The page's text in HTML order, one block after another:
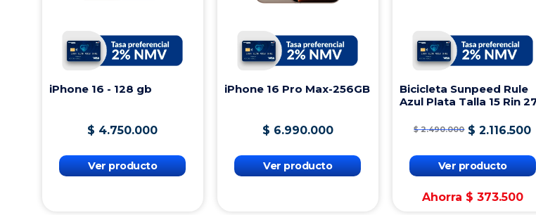
iPhone 16 - 128 gb
$ 4.750.000
Ver producto
iPhone 16 Pro Max-256GB
$ 6.990.000
Ver producto
Bicicleta Sunpeed Rule
Azul Plata Talla 15 Rin
$ 2.490.000 $ 2.116.500
Ver producto
Ahorra $ 373.500